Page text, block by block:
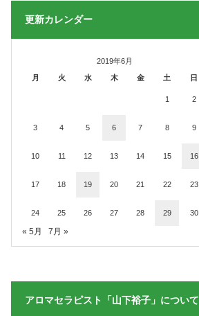
更新カレンダー
2019年6月
月
火 水 木 金 土 日
1 2
3 4 5 6 7 8 9
10 11 12 13 14 15 16
17 18 19 20 21 22 23
24 25 26 27 28 29 30
« 5月 7月 »
アロマセラピスト「山下裕子」について